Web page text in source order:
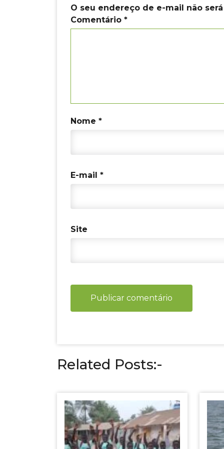
k
O seu endereço de e-mail não
Comentário *
Nome *
E-mail *
Site
Related Posts:-